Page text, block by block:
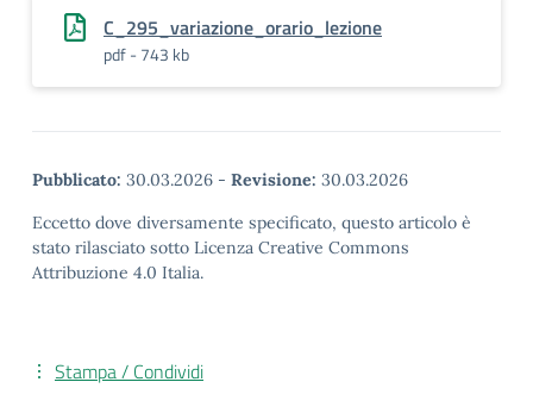
C_295_variazione_orario_lezione
pdf - 743 kb
Pubblicato: 30.03.2026 - Revisione: 30.03.2026
Eccetto dove diversamente specificato, questo articolo è
stato rilasciato sotto Licenza Creative Commons
Attribuzione 4.0 Italia.
Stampa / Condividi